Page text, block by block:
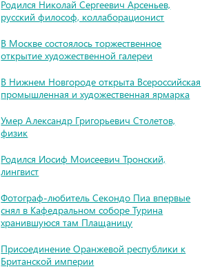
Родился Николай Сергеевич Арсеньев,
русский философ, коллаборационист
В Москве состоялось торжественное
открытие художественной галереи
В Нижнем Новгороде открыта Всероссийская
промышленная и художественная ярмарка
Умер Александр Григорьевич Столетов,
физик
Родился Иосиф Моисеевич Тронский,
лингвист
Фотограф-любитель Секондо Пиа впервые
снял в Кафедральном соборе Турина
хранившуюся там Плащаницу
Присоединение Оранжевой республики к
Британской империи